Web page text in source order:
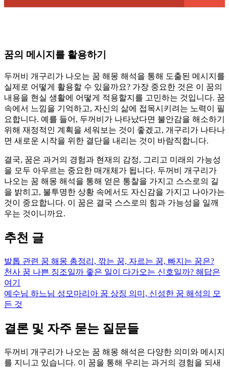
꿈의 메시지를 활용하기
두꺼비 개구리가 나오는 꿈 해몽 해석을 통해 도출된 메시지를
실제로 어떻게 활용할 수 있을까요? 가장 중요한 것은 이 꿈의
내용을 현실 생활에 어떻게 적용할지를 고민하는 것입니다. 꿈
속에서 느낌을 기억하고, 자신의 삶에 접목시키려는 노력이 필
요합니다. 예를 들어, 두꺼비가 나타났다면 불안감을 해소하기
위해 재정적인 계획을 세워보는 것이 좋겠고, 개구리가 나타나
면 새로운 시작을 위한 결단을 내리는 것이 바람직합니다.
결국, 꿈은 과거의 경험과 현재의 감정, 그리고 미래의 가능성
을 모두 아우르는 중요한 매개체가 됩니다. 두꺼비 개구리가
나오는 꿈 해몽 해석을 통해 얻은 통찰을 가지고 스스로의 길
을 밝히고, 불투명한 상황 속에서도 자신감을 가지고 나아가는
것이 중요합니다. 이 꿈은 결국 스스로의 힘과 가능성을 일깨
우는 것이니까요.
추천 글
발톱 관련 꿈 해몽 총정리, 깎는 꿈, 자르는 꿈, 빠지는 꿈은?
천사 꿈 나쁜 징조일까 좋은 일이 다가오는 신호일까? 해답은
여기
예수님 하느님 성모마리아 꿈 상징 의미, 신성한 꿈 해석의 모
든 것
결론 및 자주 묻는 질문들
두꺼비 개구리가 나오는 꿈 해몽 해석은 다양한 의미와 메시지
를 지니고 있습니다. 이 꿈을 통해 우리는 과거의 경험을 되새